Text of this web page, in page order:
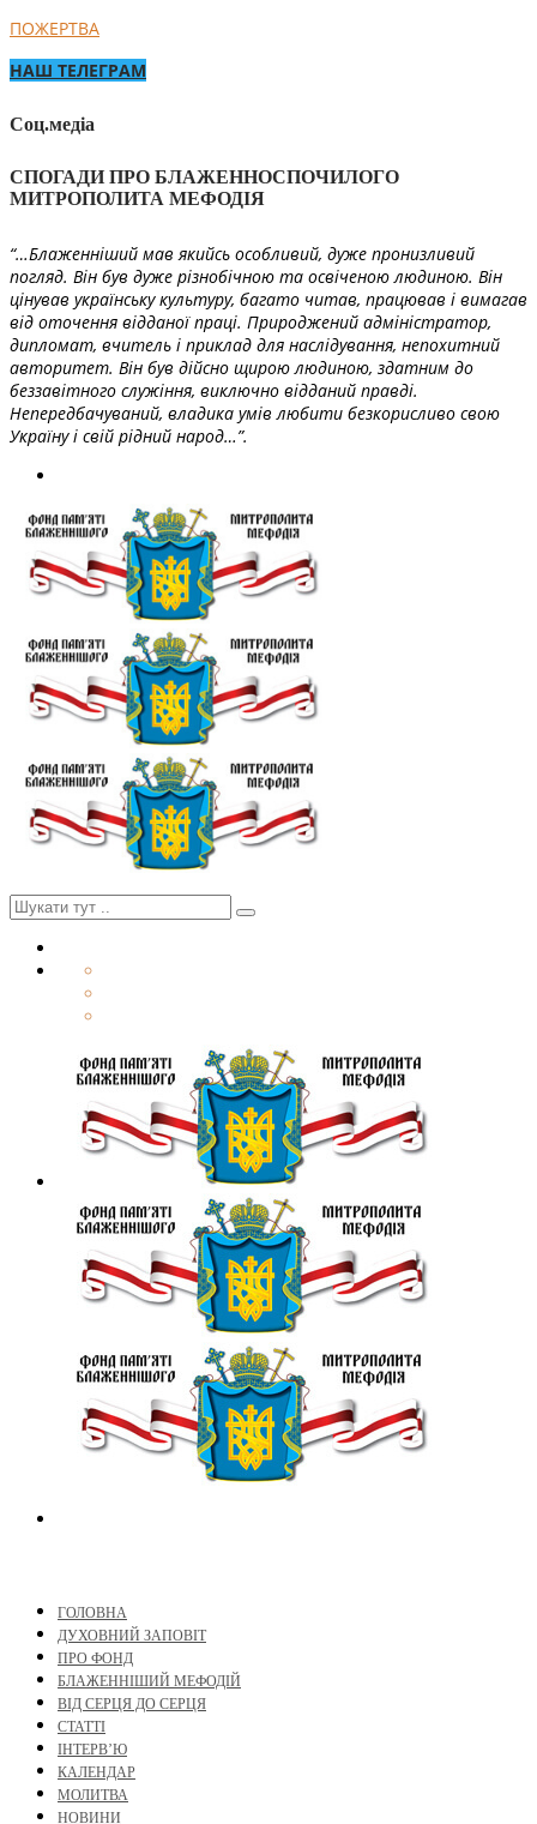
ПОЖЕРТВА
НАШ ТЕЛЕГРАМ
Соц.медіа
СПОГАДИ ПРО БЛАЖЕННОСПОЧИЛОГО
МИТРОПОЛИТА МЕФОДІЯ
“…Блаженніший мав якийсь особливий, дуже пронизливий
погляд. Він був дуже різнобічною та освіченою людиною. Він
цінував українську культуру, багато читав, працював і вимагав
від оточення відданої праці. Природжений адміністратор,
дипломат, вчитель і приклад для наслідування, непохитний
авторитет. Він був дійсно щирою людиною, здатним до
беззавітного служіння, виключно відданий правді.
Непередбачуваний, владика умів любити безкорисливо свою
Україну і свій рідний народ…”.
ГОЛОВНА
ДУХОВНИЙ ЗАПОВІТ
ПРО ФОНД
БЛАЖЕННІШИЙ МЕФОДІЙ
ВІД СЕРЦЯ ДО СЕРЦЯ
СТАТТІ
ІНТЕРВ’Ю
КАЛЕНДАР
МОЛИТВА
НОВИНИ